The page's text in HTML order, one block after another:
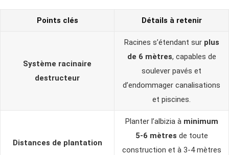
Points clés Détails à retenir
Système racinaire
destructeur
Racines s’étendant sur plus
de 6 mètres, capables de
soulever pavés et
d’endommager canalisations
et piscines.
Distances de plantation
Planter l’albizia à minimum
5-6 mètres de toute
construction et à 3-4 mètres